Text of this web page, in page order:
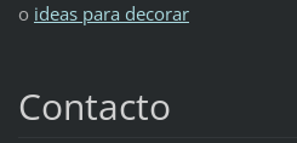
o ideas para decorar
Contacto